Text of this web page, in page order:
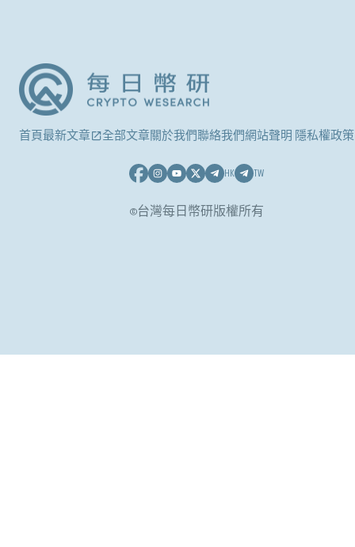
首頁最新文章 全部文章關於我們聯絡我們網站聲明 隱私權政策
HK TW
©台灣每日幣研版權所有